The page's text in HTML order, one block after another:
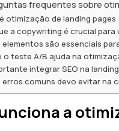
frequentes sobre
otimização de landing pages
a copywriting é crucial para
elementos são essenciais
o teste A/B ajuda na
integrar SEO na
erros comuns devo evitar na
a